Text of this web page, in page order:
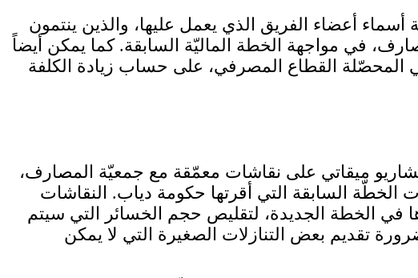
أعضاء الفريق الذي يعمل عليها، والذين ينتمون
في مواجهة الخطة الماليّة السابقة. كما يمكن أيضاً
المحصّلة القطاع المصرفي، على حساب زيادة الكلفة
ميقاتي على نقاشات معمّقة مع جمعيّة المصارف،
السابقة التي أقرتها حكومة دياب. النقاشات
الخطة الجديدة، لتقليص حجم الخسائر التي سيتم
تقديم بعض التنازلات الصغيرة التي لا يمكن